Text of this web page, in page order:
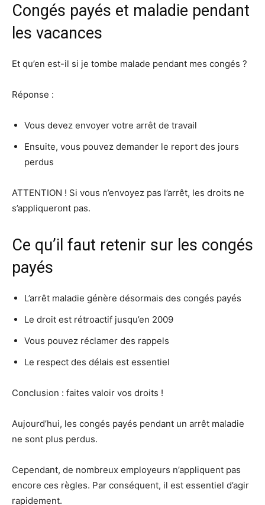
Congés payés et maladie pendant
les vacances
Et qu’en est-il si je tombe malade pendant mes congés ?
Réponse :
Vous devez envoyer votre arrêt de travail
Ensuite, vous pouvez demander le report des jours
perdus
ATTENTION ! Si vous n’envoyez pas l’arrêt, les droits ne
s’appliqueront pas.
Ce qu’il faut retenir sur les congés
payés
L’arrêt maladie génère désormais des congés payés
Le droit est rétroactif jusqu’en 2009
Vous pouvez réclamer des rappels
Le respect des délais est essentiel
Conclusion : faites valoir vos droits !
Aujourd’hui, les congés payés pendant un arrêt maladie
ne sont plus perdus.
Cependant, de nombreux employeurs n’appliquent pas
encore ces règles. Par conséquent, il est essentiel d’agir
rapidement.